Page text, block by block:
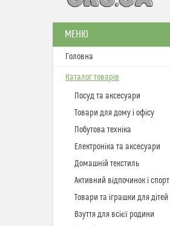
Головна
Каталог товарів
Посуд та аксесуари
Товари для дому і офісу
Побутова техніка
Електроніка та аксесуари
Домашній текстиль
Активний відпочинок і спорт
Товари та іграшки для дітей
Взуття для всієї родини